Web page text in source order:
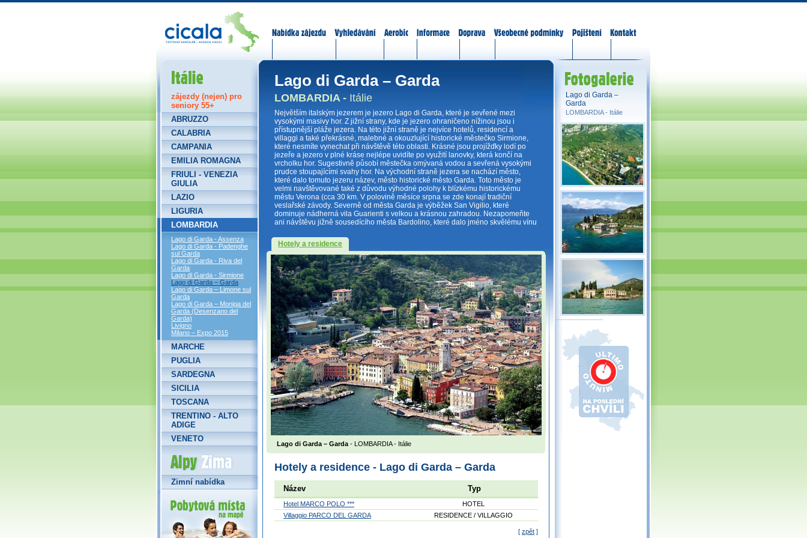
Lago di Garda – Garda
LOMBARDIA - Itálie
Největším italským jezerem je jezero Lago di Garda, které je sevřené mezi
vysokými masivy hor. Z jižní strany, kde je jezero ohraničeno nížinou jsou i
přístupnější pláže jezera. Na této jižní straně je nejvíce hotelů, residencí a
villaggi a také překrásné, malebné a okouzlující historické městečko Sirmione,
které nesmíte vynechat při návštěvě této oblasti. Krásné jsou projížďky lodí po
jezeře a jezero v plné kráse nejlépe uvidíte po využití lanovky, která končí na
vrcholku hor. Sugestivně působí městečka omývaná vodou a sevřená vysokými
prudce stoupajícími svahy hor. Na východní straně jezera se nachází město,
které dalo tomuto jezeru název, město historické město Garda. Toto město je
velmi navštěvované také z důvodu výhodné polohy k blízkému historickému
městu Verona (cca 30 km. V polovině měsíce srpna se zde konají tradiční
veslařské závody. Severně od města Garda je výběžek San Vigilio, které
dominuje nádherná vila Guarienti s velkou a krásnou zahradou. Nezapomeňte
ani návštěvu jižně sousedícího města Bardolino, které dalo jméno skvělému vínu
Hotely a residence
Lago di Garda – Garda - LOMBARDIA - Itálie
Hotely a residence - Lago di Garda – Garda
Název Typ
Hotel MARCO POLO ***
HOTEL
Villaggio PARCO DEL GARDA
RESIDENCE / VILLAGGIO
[ zpět ]
Itálie
zájezdy (nejen) pro
seniory 55+
ABRUZZO
CALABRIA
CAMPANIA
EMILIA ROMAGNA
FRIULI - VENEZIA
GIULIA
LAZIO
LIGURIA
LOMBARDIA
Lago di Garda - Assenza
Lago di Garda - Padenghe
sul Garda
Lago di Garda - Riva del
Garda
Lago di Garda - Sirmione
Lago di Garda – Garda
Lago di Garda – Limone sul
Garda
Lago di Garda – Moniga del
Garda (Desenzano del
Garda)
Livigno
Milano – Expo 2015
MARCHE
PUGLIA
SARDEGNA
SICILIA
TOSCANA
TRENTINO - ALTO
ADIGE
VENETO
Alpy Zima
Zimní nabídka
Lago di Garda –
Garda
LOMBARDIA - Itálie